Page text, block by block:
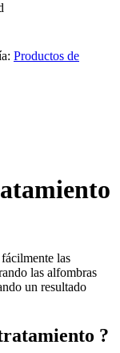
Productos de
las
las alfombras
un resultado
?